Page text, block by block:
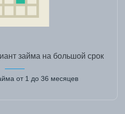
займа на большой срок
от 1 до 36 месяцев